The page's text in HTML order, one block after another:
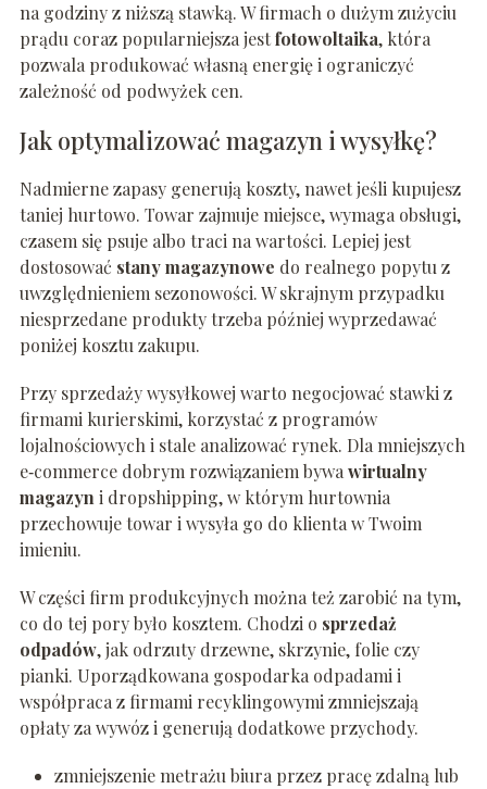
na godziny z niższą stawką. W firmach o dużym zużyciu
prądu coraz popularniejsza jestfotowoltaika, która
pozwala produkować własną energię i ograniczyć
zależność od podwyżek cen.
Jak optymalizować magazyn i wysyłkę?
Nadmierne zapasy generują koszty, nawet jeśli kupujesz
taniej hurtowo. Towar zajmuje miejsce, wymaga obsługi,
czasem się psuje albo traci na wartości. Lepiej jest
dostosować stany magazynowe do realnego popytu z
uwzględnieniem sezonowości. W skrajnym przypadku
niesprzedane produkty trzeba później wyprzedawać
poniżej kosztu zakupu.
Przy sprzedaży wysyłkowej warto negocjować stawki z
firmami kurierskimi, korzystać z programów
lojalnościowych i stale analizować rynek. Dla mniejszych
e‑commerce dobrym rozwiązaniem bywawirtualny
magazyni dropshipping, w którym hurtownia
przechowuje towar i wysyła go do klienta w Twoim
imieniu.
W części firm produkcyjnych można też zarobić na tym,
co do tej pory było kosztem. Chodzi o sprzedaż
odpadów, jak odrzuty drzewne, skrzynie, folie czy
pianki. Uporządkowana gospodarka odpadami i
współpraca z firmami recyklingowymi zmniejszają
opłaty za wywóz i generują dodatkowe przychody.
zmniejszenie metrażu biura przez pracę zdalną lub